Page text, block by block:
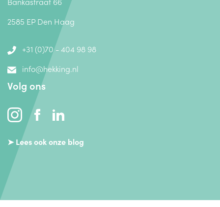
2585 EP Den Haag
+31 (0)70 - 404 98 98
info@hekking.nl
Volg ons
➤ Lees ook onze blog